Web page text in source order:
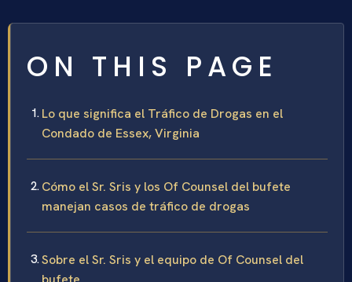
ON THIS PAGE
Lo que significa el Tráfico de Drogas en el
Condado de Essex, Virginia
Cómo el Sr. Sris y los Of Counsel del bufete
manejan casos de tráfico de drogas
Sobre el Sr. Sris y el equipo de Of Counsel del